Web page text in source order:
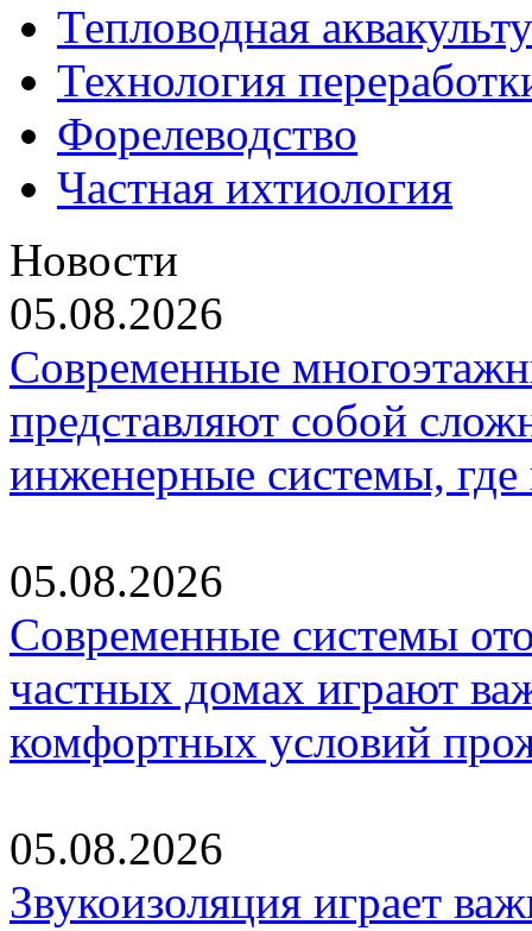
Тепловодная
Технология
Форелеводство
Частная ихтиология
Новости
05.08.2026
Современные
представляют собой
инженерные системы,
05.08.2026
Современные системы
частных домах играют
комфортных условий
05.08.2026
Звукоизоляция играет